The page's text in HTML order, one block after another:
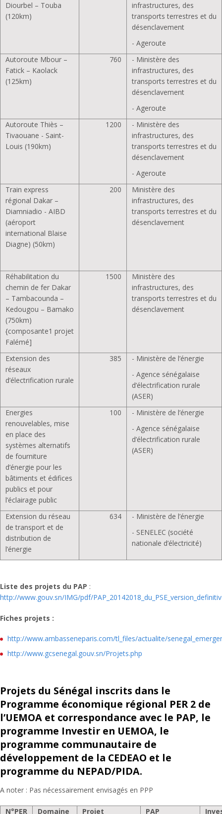
Diourbel – Touba
(120km)
infrastructures, des
transports terrestres et du
désenclavement
- Ageroute
Autoroute Mbour –
Fatick – Kaolack
(125km)
760
- Ministère des
infrastructures, des
transports terrestres et du
désenclavement
- Ageroute
Autoroute Thiès –
Tivaouane - Saint-
Louis (190km)
1200
- Ministère des
infrastructures, des
transports terrestres et du
désenclavement
- Ageroute
Train express
régional Dakar –
Diamniadio - AIBD
(aéroport
international Blaise
Diagne) (50km)
200
Ministère des
infrastructures, des
transports terrestres et du
désenclavement
Réhabilitation du
chemin de fer Dakar
– Tambacounda –
Kedougou – Bamako
(750km)
{composante1 projet
Falémé]
1500
Ministère des
infrastructures, des
transports terrestres et du
désenclavement
Extension des
réseaux
d’électrification rurale
385
- Ministère de l’énergie
- Agence sénégalaise
d’électrification rurale
(ASER)
Energies
renouvelables, mise
en place des
systèmes alternatifs
de fourniture
d’énergie pour les
bâtiments et édifices
publics et pour
l’éclairage public
100
- Ministère de l’énergie
- Agence sénégalaise
d’électrification rurale
(ASER)
Extension du réseau
de transport et de
distribution de
l’énergie
634
- Ministère de l’énergie
- SENELEC (société
nationale d’électricité)
Liste des projets du PAP :
http://www.gouv.sn/IMG/pdf/
Fiches projets :
http://www.ambasseneparis.com/tl_files/actualite/
http://www.gcsenegal.gouv.sn/Projets.php
Projets du Sénégal inscrits dans le
Programme économique régional PER 2 de
l’UEMOA et correspondance avec le PAP, le
programme Investir en UEMOA, le
programme communautaire de
développement de la CEDEAO et le
programme du NEPAD/PIDA.
A noter : Pas nécessairement envisagés en PPP
N°PER Domaine Projet PAP